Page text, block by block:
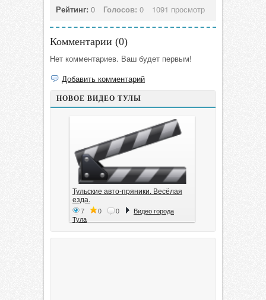
Рейтинг: 0 Голосов: 0 1091 просмотр
Комментарии (0)
Нет комментариев. Ваш будет первым!
Добавить комментарий
НОВОЕ ВИДЕО ТУЛЫ
Тульские авто-пряники. Весёлая
езда.
7 0 0
Видео города
Тула